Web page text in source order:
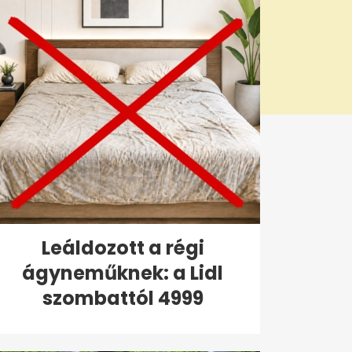
Leáldozott a régi
ágyneműknek: a Lidl
szombattól 4999